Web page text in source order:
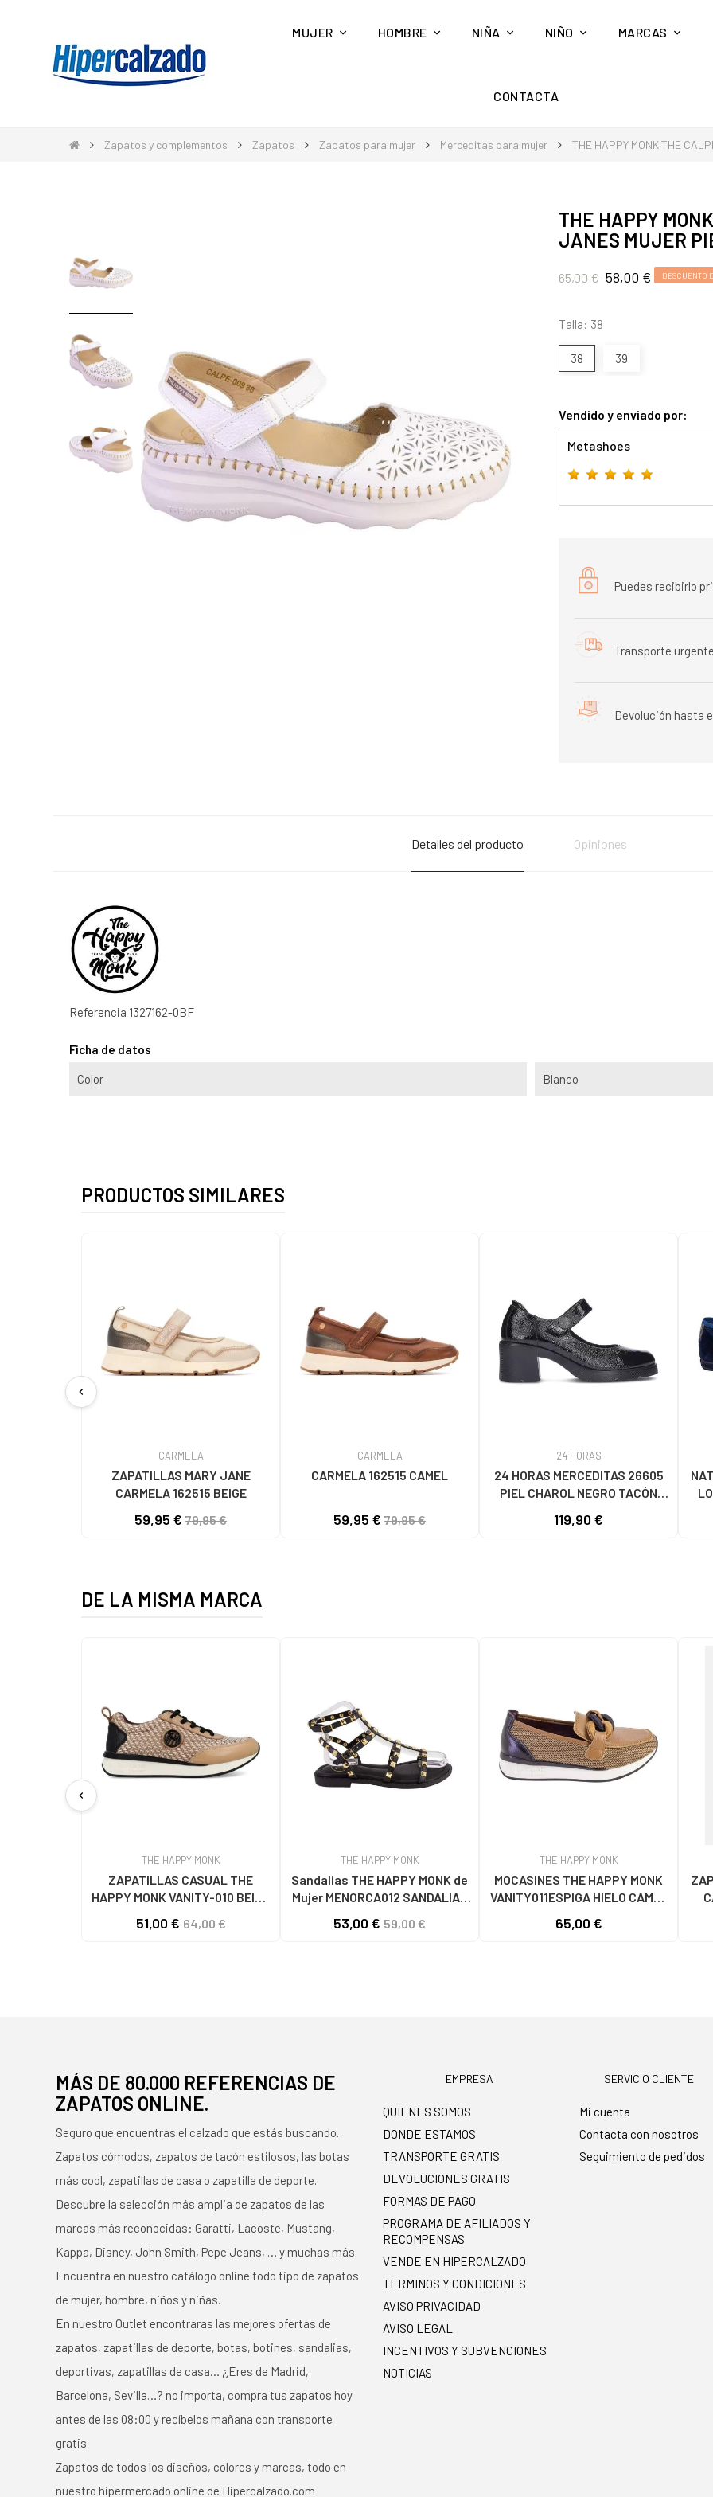
MUJER HOMBRE NIÑA NIÑO MARCAS
CONTACTA
Zapatos y complementos Zapatos Zapatos para mujer Merceditas para mujer THE HAPPY MONK THE
THE HAPPY
JANES MUJER
65,00 € 58,00 € DESCUENTO
Talla: 38
38 39
Vendido y enviado por:
Metashoes
Puedes recibirlo
Transporte
Devolución hasta
Detalles del producto Opiniones
Referencia 1327162-0BF
Ficha de datos
Color Blanco
PRODUCTOS SIMILARES
chevron_left
CARMELA
ZAPATILLAS MARY JANE
CARMELA 162515 BEIGE
59,95 € 79,95 €
CARMELA
CARMELA 162515 CAMEL
59,95 € 79,95 €
24 HORAS
24 HORAS MERCEDITAS 26605
PIEL CHAROL NEGRO TACÓN
119,90 €
DE LA MISMA MARCA
chevron_left
THE HAPPY MONK
ZAPATILLAS CASUAL THE
HAPPY MONK VANITY-010 BEIGE
51,00 €64,00 €
THE HAPPY MONK
Sandalias THE HAPPY MONK de
Mujer MENORCA012 SANDALIAS
53,00 € 59,00 €
THE HAPPY MONK
MOCASINES THE HAPPY MONK
VANITY011ESPIGA HIELO CAMEL
65,00 €
MÁS DE 80.000 REFERENCIAS DE
ZAPATOS ONLINE.
Seguro que encuentras el calzado que estás buscando.
Zapatos cómodos, zapatos de tacón estilosos, las botas
más cool, zapatillas de casa o zapatilla de deporte.
Descubre la selección más amplia de zapatos de las
marcas más reconocidas: Garatti, Lacoste, Mustang,
Kappa, Disney, John Smith, Pepe Jeans, … y muchas más.
Encuentra en nuestro catálogo online todo tipo de zapatos
de mujer, hombre, niños y niñas.
En nuestro Outlet encontraras las mejores ofertas de
zapatos, zapatillas de deporte, botas, botines, sandalias,
deportivas, zapatillas de casa… ¿Eres de Madrid,
Barcelona, Sevilla…? no importa, compra tus zapatos hoy
antes de las 08:00 y recíbelos mañana con transporte
gratis.
Zapatos de todos los diseños, colores y marcas, todo en
nuestro hipermercado online de Hipercalzado.com
EMPRESA
QUIENES SOMOS
DONDE ESTAMOS
TRANSPORTE GRATIS
DEVOLUCIONES GRATIS
FORMAS DE PAGO
PROGRAMA DE AFILIADOS Y
RECOMPENSAS
VENDE EN HIPERCALZADO
TERMINOS Y CONDICIONES
AVISO PRIVACIDAD
AVISO LEGAL
INCENTIVOS Y SUBVENCIONES
NOTICIAS
SERVICIO CLIENTE
Mi cuenta
Contacta con nosotros
Seguimiento de pedidos